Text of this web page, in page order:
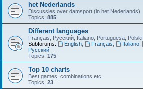
het Nederlands
Discussies over damsport (in het Nederlands)
Topics: 885
Different languages
Français, Русский, Italiano, Portuguesa, Polski
Subforums:
English, Français Italiano,
Русский
Topics: 175
Top 10 charts
Best games, combinations etc.
Topics: 23